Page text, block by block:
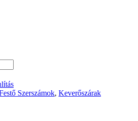
Szerszámok, Keverőszárak